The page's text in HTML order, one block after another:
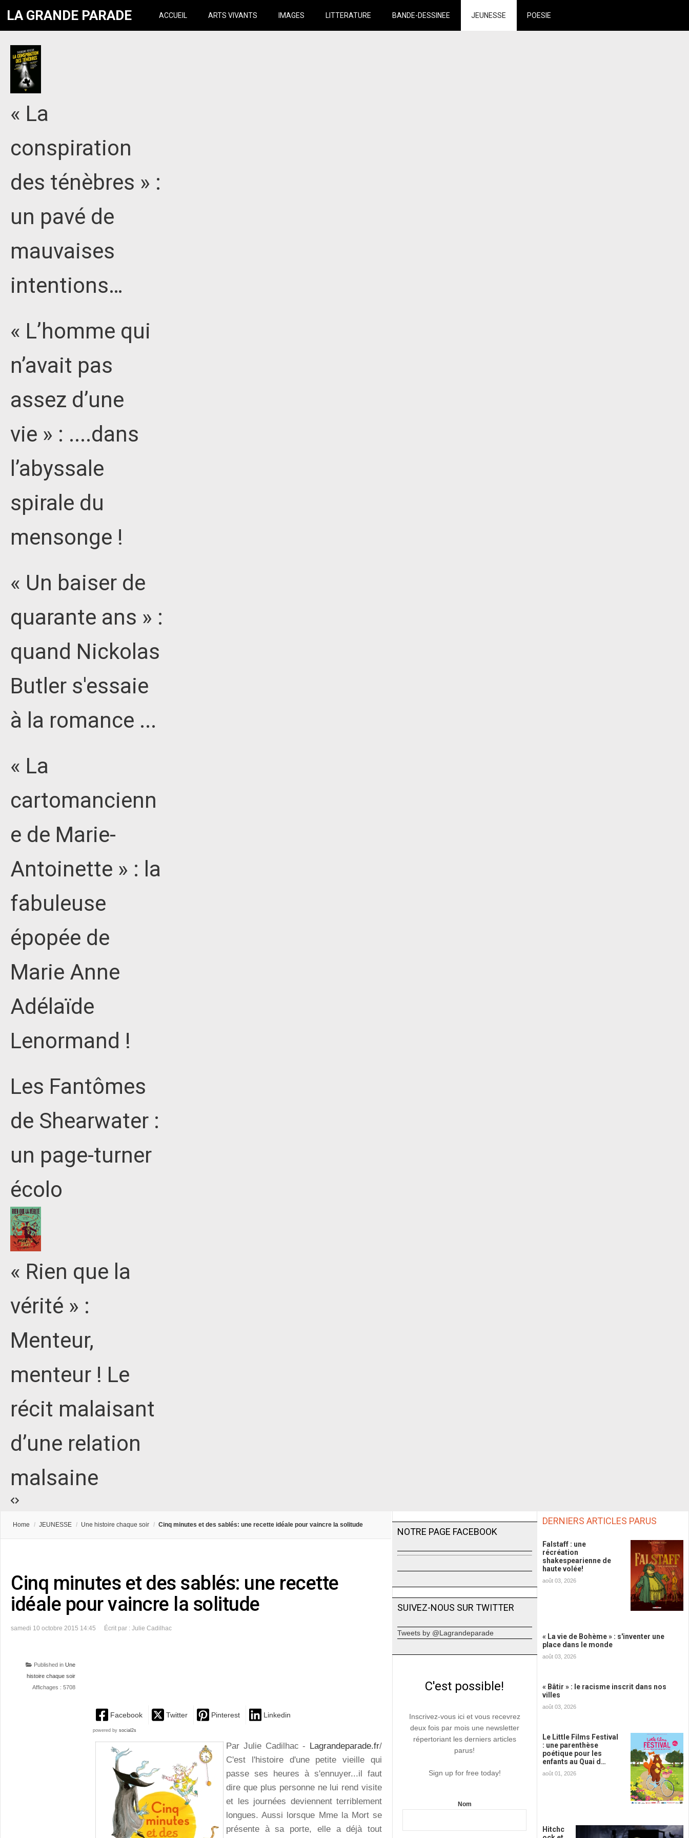
LA GRANDE PARADE ACCUEIL ARTS VIVANTS IMAGES LITTERATURE BANDE-DESSINEE JEUNESSE POESIE
« La
conspiration
des ténèbres » :
un pavé de
mauvaises
intentions…
« L’homme qui
n’avait pas
assez d’une
vie » : ....dans
l’abyssale
spirale du
mensonge !
« Un baiser de
quarante ans » :
quand Nickolas
Butler s'essaie
à la romance ...
« La
cartomancienn
e de Marie-
Antoinette » : la
fabuleuse
épopée de
Marie Anne
Adélaïde
Lenormand !
Les Fantômes
de Shearwater :
un page-turner
écolo
« Rien que la
vérité » :
Menteur,
menteur ! Le
récit malaisant
d’une relation
malsaine
Home / JEUNESSE / Une histoire chaque soir / Cinq minutes et des sablés: une recette idéale pour vaincre la solitude
Cinq minutes et des sablés: une recette
idéale pour vaincre la solitude
samedi 10 octobre 2015 14:45 Écrit par : Julie Cadilhac
Published in Une
histoire chaque soir
Affichages : 5708
Facebook Twitter Pinterest Linkedin
powered by social2s
Par Julie Cadilhac - Lagrandeparade.fr/
C'est l'histoire d'une petite vieille qui
passe ses heures à s'ennuyer...il faut
dire que plus personne ne lui rend visite
et les journées deviennent terriblement
longues. Aussi lorsque Mme la Mort se
présente à sa porte, elle a déjà tout
NOTRE PAGE FACEBOOK
SUIVEZ-NOUS SUR TWITTER
Tweets by @Lagrandeparade
C'est possible!
Inscrivez-vous ici et vous recevrez
deux fois par mois une newsletter
répertoriant les derniers articles
parus!
Sign up for free today!
Nom
DERNIERS ARTICLES PARUS
Falstaff : une
récréation
shakespearienne de
haute volée!
août 03, 2026
« La vie de Bohème » : s'inventer une
place dans le monde
août 03, 2026
« Bâtir » : le racisme inscrit dans nos
villes
août 03, 2026
Le Little Films Festival
: une parenthèse
poétique pour les
enfants au Quai d…
août 01, 2026
Hitchc